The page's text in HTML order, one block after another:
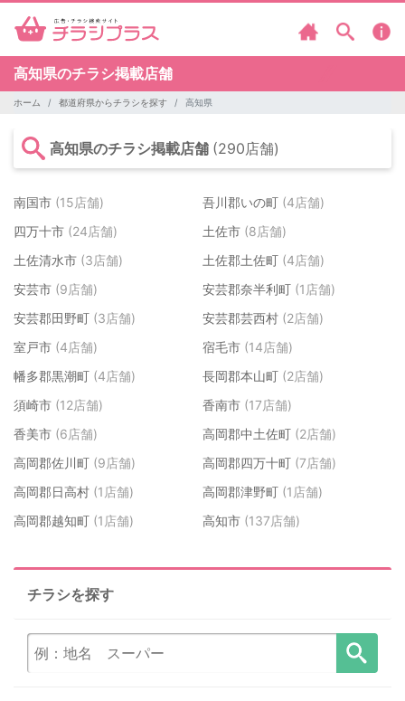
高知県のチラシ掲載店舗
ホーム 都道府県からチラシを探す 高知県
高知県のチラシ掲載店舗 (290店舗)
南国市 (15店舗) 吾川郡いの町 (4店舗)
四万十市 (24店舗) 土佐市 (8店舗)
土佐清水市 (3店舗) 土佐郡土佐町 (4店舗)
安芸市 (9店舗) 安芸郡奈半利町 (1店舗)
安芸郡田野町 (3店舗) 安芸郡芸西村 (2店舗)
室戸市 (4店舗) 宿毛市 (14店舗)
幡多郡黒潮町 (4店舗) 長岡郡本山町 (2店舗)
須崎市 (12店舗) 香南市 (17店舗)
香美市 (6店舗) 高岡郡中土佐町 (2店舗)
高岡郡佐川町 (9店舗) 高岡郡四万十町 (7店舗)
高岡郡日高村 (1店舗) 高岡郡津野町 (1店舗)
高岡郡越知町 (1店舗) 高知市 (137店舗)
チラシを探す